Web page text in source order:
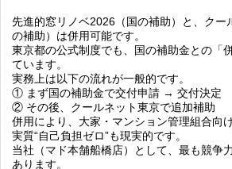
先進的窓リノベ2026（国の補助）と、クー
の補助）は併用可能です。
東京都の公式制度でも、国の補助金との「
ています。
実務上は以下の流れが一般的です。
① まず国の補助金で交付申請 → 交付決定
② その後、クールネット東京で追加補助
併用により、大家・マンション管理組合向
実質“自己負担ゼロ”も現実的です。
当社（マド本舗船橋店）として、最も競争
あります。